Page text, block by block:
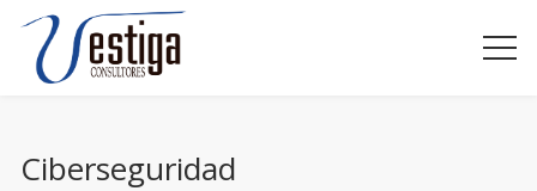
Ciberseguridad